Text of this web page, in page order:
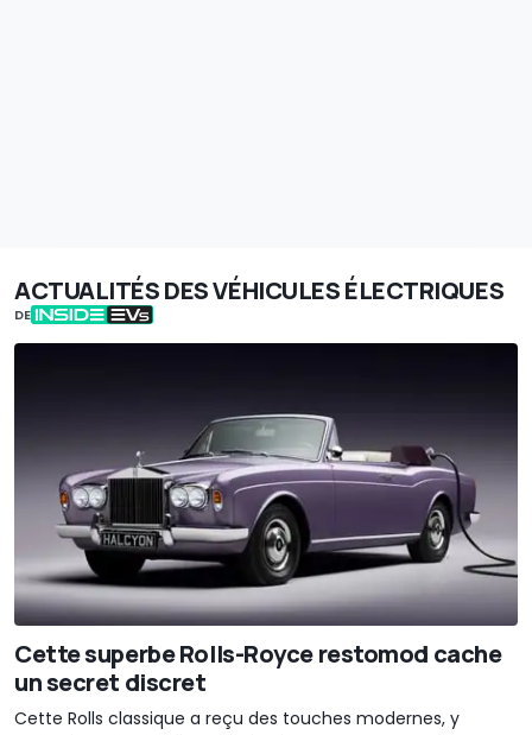
ACTUALITÉS DES VÉHICULES ÉLECTRIQUES
DE
Cette superbe Rolls-Royce restomod cache
un secret discret
Cette Rolls classique a reçu des touches modernes, y